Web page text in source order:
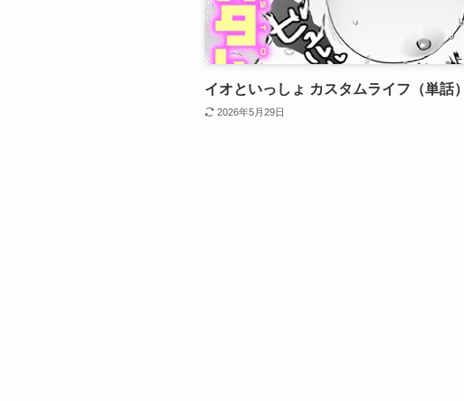
イオといっしょ カスタムライフ（単話）
2026年5月29日